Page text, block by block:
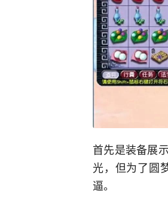
首先是装备展
光，但为了圆
逼。